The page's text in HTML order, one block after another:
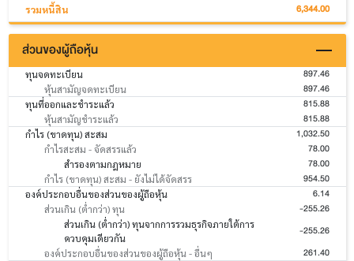
รวมหนี้สิน 6,344.00
ส่วนของผู้ถือหุ้น
ทุนจดทะเบียน 897.46
หุ้นสามัญจดทะเบียน 897.46
ทุนที่ออกและชำระแล้ว 815.88
หุ้นสามัญชำระแล้ว 815.88
กำไร (ขาดทุน) สะสม 1,032.50
กำไรสะสม - จัดสรรแล้ว 78.00
สำรองตามกฎหมาย 78.00
กำไร (ขาดทุน) สะสม - ยังไม่ได้จัดสรร 954.50
องค์ประกอบอื่นของส่วนของผู้ถือหุ้น 6.14
ส่วนเกิน (ต่ำกว่า) ทุน -255.26
ส่วนเกิน (ต่ำกว่า) ทุนจากการรวมธุรกิจภายใต้การ
ควบคุมเดียวกัน
-255.26
องค์ประกอบอื่นของส่วนของผู้ถือหุ้น - อื่นๆ 261.40